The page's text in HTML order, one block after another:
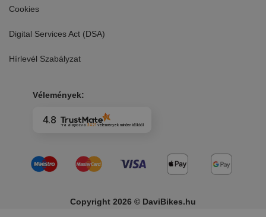
Cookies
Digital Services Act (DSA)
Hírlevél Szabályzat
Vélemények:
4.8 -ra alapozva 3421 véleményekminden időkből
Copyright 2026 © DaviBikes.hu